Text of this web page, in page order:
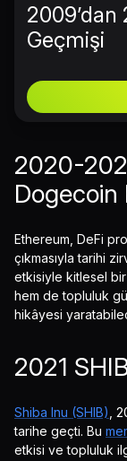
2009’dan
Geçmişi
2020-
Dogecoin
Ethereum, DeFi
çıkmasıyla tarihi
etkisiyle kitlesel
hem de topluluk
hikâyesi
2021
Shiba Inu (SHIB) ,
tarihe geçti. Bu
etkisi ve topluluk